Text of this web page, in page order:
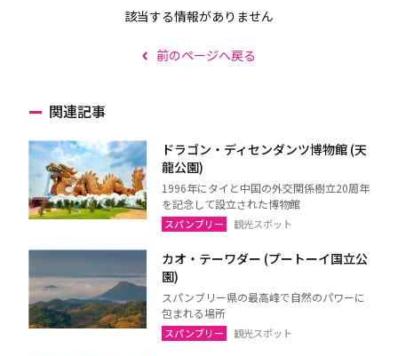
該当する情報がありません
前のページへ戻る
関連記事
ドラゴン・ディセンダンツ博物館 (天
龍公園)
1996年にタイと中国の外交関係樹立20周年
を記念して設立された博物館
スパンブリー 観光スポット
カオ・テーワダー (プートーイ国立公
園)
スパンブリー県の最高峰で自然のパワーに
包まれる場所
スパンブリー 観光スポット